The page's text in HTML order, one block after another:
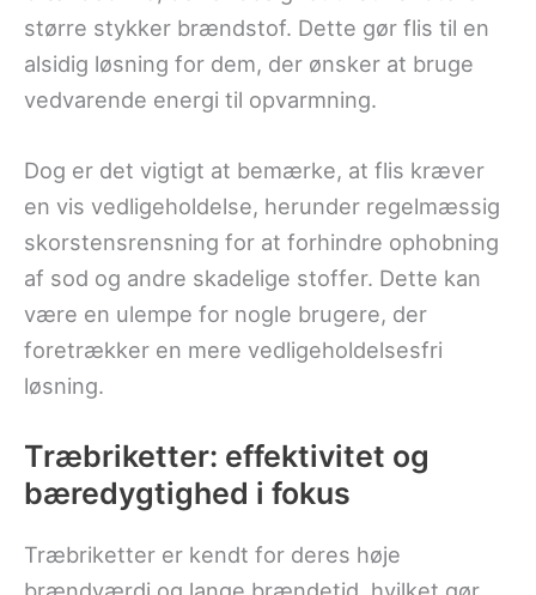
større stykker brændstof. Dette gør flis til en
alsidig løsning for dem, der ønsker at bruge
vedvarende energi til opvarmning.
Dog er det vigtigt at bemærke, at flis kræver
en vis vedligeholdelse, herunder regelmæssig
skorstensrensning for at forhindre ophobning
af sod og andre skadelige stoffer. Dette kan
være en ulempe for nogle brugere, der
foretrækker en mere vedligeholdelsesfri
løsning.
Træbriketter: effektivitet og
bæredygtighed i fokus
Træbriketter er kendt for deres høje